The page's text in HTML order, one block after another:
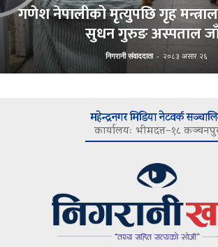
गणेश नेपालीको मृत्युपछि गृह
सुधन गुरुङ अस्पताल
निगरानी संवाददाता - २०८३ असार २६
महेन्द्रनगर मिडिया नेटवर्क
कार्यालयः भीमदत्त–१८